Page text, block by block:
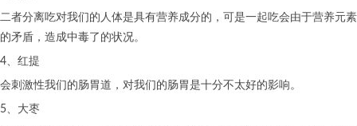
二者分离吃对我们的人体是具有营养成分的，可是一起吃会由于营养元素
的矛盾，造成中毒了的状况。
4、红提
会刺激性我们的肠胃道，对我们的肠胃是十分不太好的影响。
5、大枣